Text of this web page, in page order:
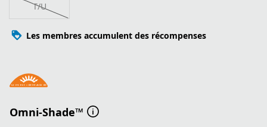
T/U
Les membres accumulent des récompenses
Omni-Shade™